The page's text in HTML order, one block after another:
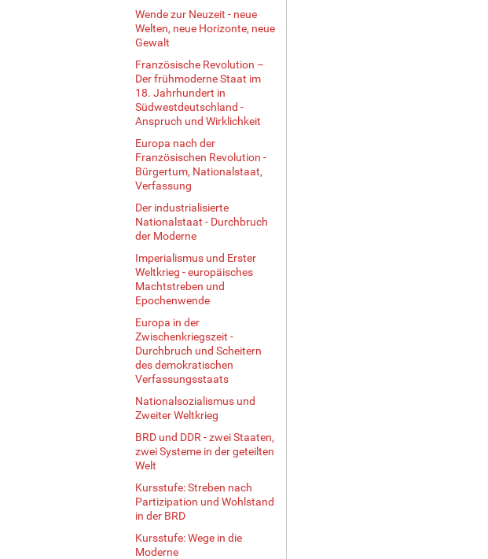
Wende zur Neuzeit - neue
Welten, neue Horizonte, neue
Gewalt
Französische Revolution –
Der frühmoderne Staat im
18. Jahrhundert in
Südwestdeutschland -
Anspruch und Wirklichkeit
Europa nach der
Französischen Revolution -
Bürgertum, Nationalstaat,
Verfassung
Der industrialisierte
Nationalstaat - Durchbruch
der Moderne
Imperialismus und Erster
Weltkrieg - europäisches
Machtstreben und
Epochenwende
Europa in der
Zwischenkriegszeit -
Durchbruch und Scheitern
des demokratischen
Verfassungsstaats
Nationalsozialismus und
Zweiter Weltkrieg
BRD und DDR - zwei Staaten,
zwei Systeme in der geteilten
Welt
Kursstufe: Streben nach
Partizipation und Wohlstand
in der BRD
Kursstufe: Wege in die
Moderne